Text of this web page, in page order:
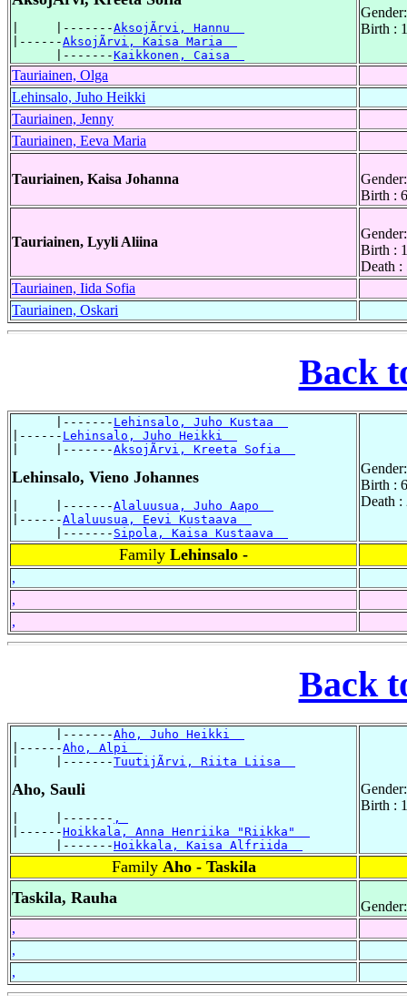
|     |-------AksojÃrvi, Hannu
|------AksojÃrvi, Kaisa Maria
      |-------
Kaikkonen, Caisa
Birth :
Tauriainen, Olga
Lehinsalo, Juho Heikki
Tauriainen, Jenny
Tauriainen, Eeva Maria
Tauriainen, Kaisa Johanna
Birth :
Tauriainen, Lyyli Aliina
Birth :
Death :
Tauriainen, Iida Sofia
Tauriainen, Oskari
Back
      |-------
Lehinsalo, Juho Kustaa
|------ Lehinsalo, Juho Heikki
|     |-------AksojÃrvi, Kreeta Sofia
Lehinsalo, Vieno Johannes
|     |-------Alaluusua, Juho Aapo
|------Alaluusua, Eevi Kustaava
      |-------
Sipola, Kaisa Kustaava
Birth :
Death :
Family Lehinsalo -
,
,
,
Back
      |-------
Aho, Juho Heikki
|------Aho, Alpi
|     |-------TuutijÃrvi, Riita Liisa
Aho, Sauli
|     |------- ,
|------Hoikkala, Anna Henriika "Riikka"
      |-------
Hoikkala, Kaisa Alfriida
Birth :
Family Aho - Taskila
Taskila, Rauha
,
,
,